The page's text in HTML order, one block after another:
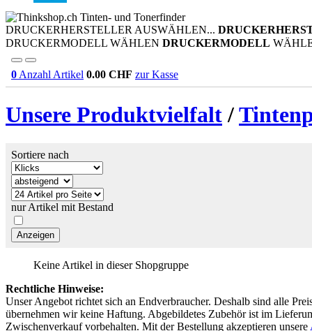
Tinten- und Tonerfinder
DRUCKERHERSTELLER AUSWÄHLEN...
DRUCKERMODELL WÄHLEN DRUCKERMODELL
0 Anzahl Artikel 0.00 CHF zur Kasse
Unsere Produktvielfalt/
Sortiere nach
nur Artikel mit Bestand
Keine Artikel in dieser Shopgruppe
Rechtliche Hinweise:
Unser Angebot richtet sich an Endverbraucher. Deshalb sind alle
übernehmen wir keine Haftung. Abgebildetes Zubehör ist im
Zwischenverkauf vorbehalten. Mit der Bestellung akzeptieren unsere